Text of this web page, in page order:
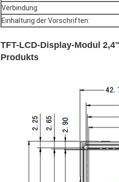
Verbindung:
Einhaltung der Vorschriften:
TFT-LCD-Display-Modul
Produkts